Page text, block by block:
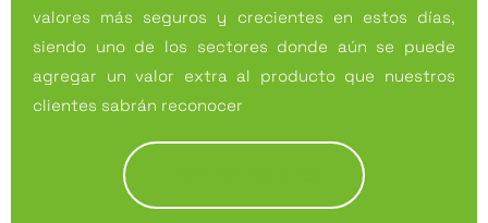
valores más seguros y crecientes en estos días,
siendo uno de los sectores donde aún se puede
agregar un valor extra al producto que nuestros
clientes sabrán reconocer